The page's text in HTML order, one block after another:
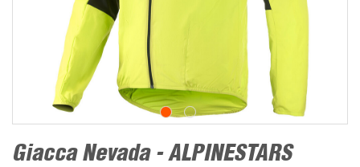
Giacca Nevada - ALPINESTARS